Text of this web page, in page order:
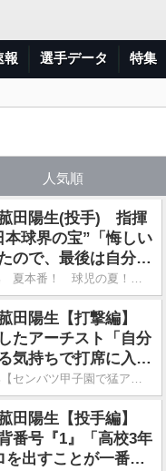
報 選手データ 特集
人気順
田陽生(投手) 指揮
本球界の宝”「悔しい
ので、最後は自分が
たい」
2026ドラフト特集 夏本番！ 球児の夏！ 一発勝負にかける超高校級
田陽生【打撃編】
たアーチスト「自分
気持ちで打席に入っ
2026ドラフト特集【センバツ甲子園で猛アピール】
田陽生【投手編】
番号『1』「高校3年
を出すことが一番の